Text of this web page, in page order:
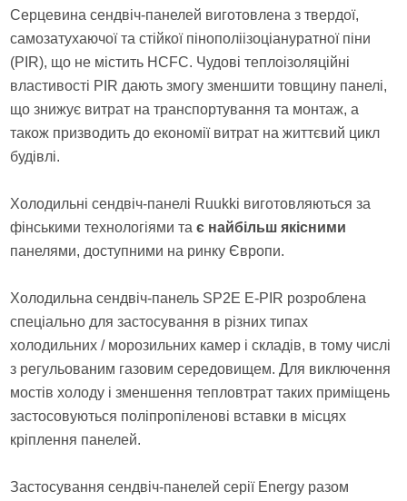
Серцевина сендвіч-панелей виготовлена ​​з твердої,
самозатухаючої та стійкої пінополіізоціануратної піни
(PIR), що не містить HCFC. Чудові теплоізоляційні
властивості PIR дають змогу зменшити товщину панелі,
що знижує витрат на транспортування та монтаж, а
також призводить до економії витрат на життєвий цикл
будівлі.
Холодильні сендвіч-панелі Ruukki виготовляються за
фінськими технологіями тає найбільш якісними
панелями, доступними на ринку Європи.
Холодильна сендвіч-панель SP2E E-PIR розроблена
спеціально для застосування в різних типах
холодильних / морозильних камер і складів, в тому числі
з регульованим газовим середовищем. Для виключення
мостів холоду і зменшення тепловтрат таких приміщень
застосовуються поліпропіленові вставки в місцях
кріплення панелей.
Застосування сендвіч-панелей серії Energy разом